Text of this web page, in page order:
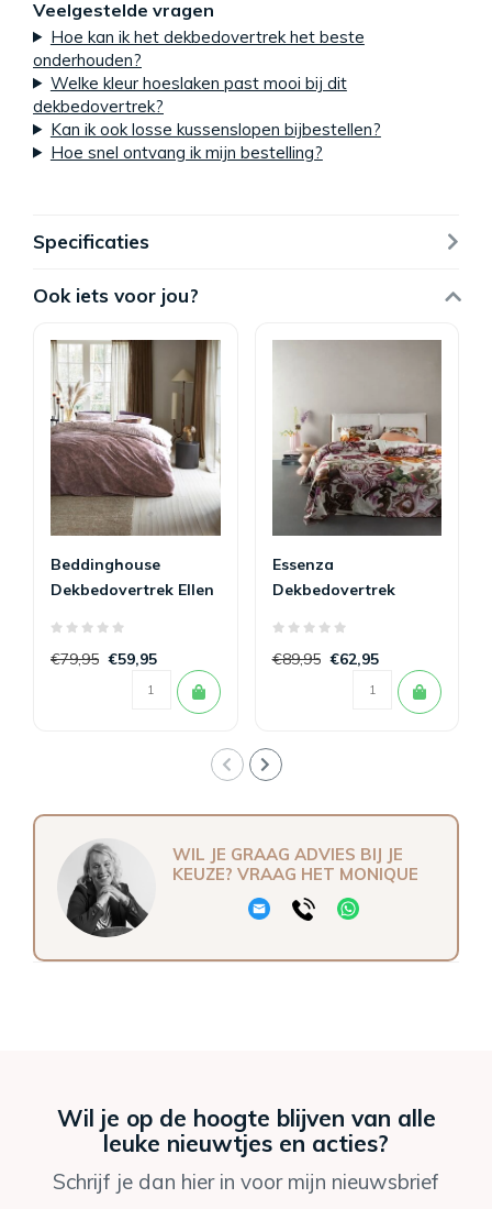
Veelgestelde vragen
Hoe kan ik het dekbedovertrek het beste
onderhouden?
Welke kleur hoeslaken past mooi bij dit
dekbedovertrek?
Kan ik ook losse kussenslopen bijbestellen?
Hoe snel ontvang ik mijn bestelling?
Specificaties
Ook iets voor jou?
Beddinghouse
Dekbedovertrek Ellen
€79,95 €59,95
Essenza
Dekbedovertrek
€89,95 €62,95
WIL JE GRAAG ADVIES BIJ JE
KEUZE? VRAAG HET MONIQUE
Wil je op de hoogte blijven van alle
leuke nieuwtjes en acties?
Schrijf je dan hier in voor mijn nieuwsbrief